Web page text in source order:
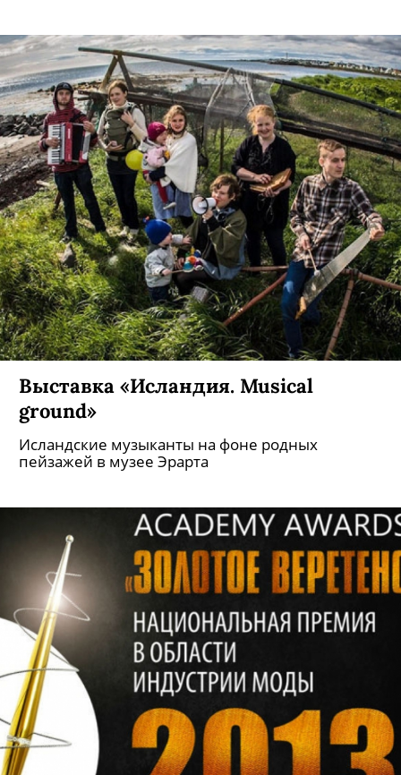
Выставка «Исландия. Musical
ground»
Исландские музыканты на фоне родных
пейзажей в музее Эрарта